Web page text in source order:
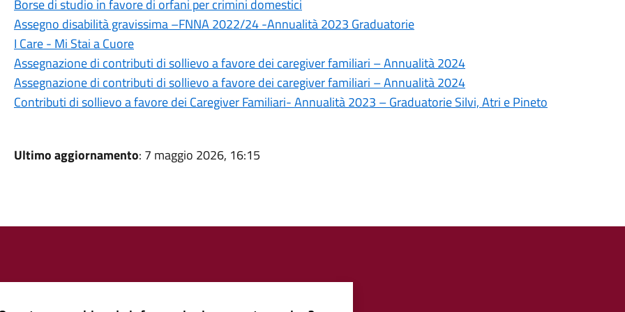
Borse di studio in favore di orfani per crimini domestici
Assegno disabilità gravissima –FNNA 2022/24 -Annualità 2023 Graduatorie
I Care - Mi Stai a Cuore
Assegnazione di contributi di sollievo a favore dei caregiver familiari – Annualità 2024
Assegnazione di contributi di sollievo a favore dei caregiver familiari – Annualità 2024
Contributi di sollievo a favore dei Caregiver Familiari- Annualità 2023 – Graduatorie Silvi, Atri e Pineto
Ultimo aggiornamento: 7 maggio 2026, 16:15